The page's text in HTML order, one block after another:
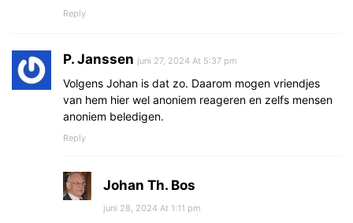
Reply
P. Janssen juni 27, 2024 At 5:37 pm
Volgens Johan is dat zo. Daarom mogen vriendjes
van hem hier wel anoniem reageren en zelfs mensen
anoniem beledigen.
Reply
Johan Th. Bos
juni 28, 2024 At 1:11 pm